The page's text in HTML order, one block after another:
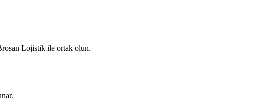
Lojistik ile ortak olun.